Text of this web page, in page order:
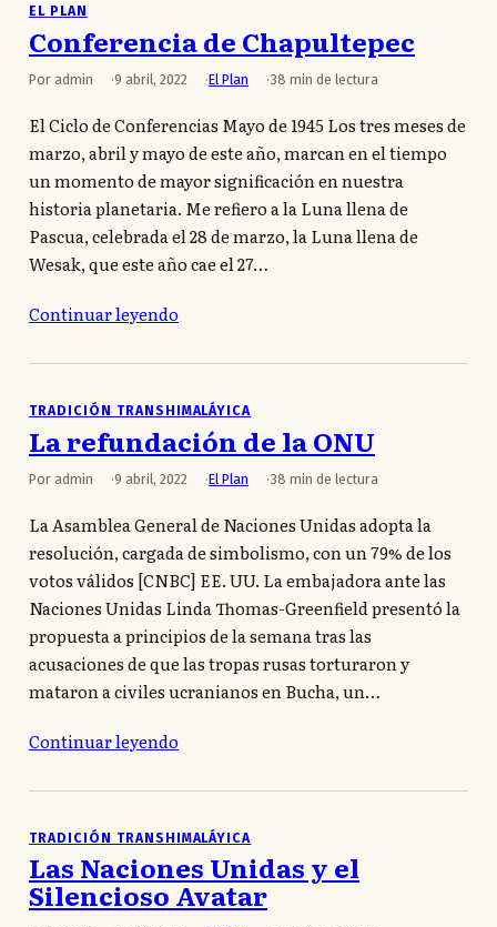
EL PLAN
Conferencia de Chapultepec
Por admin 9 abril, 2022 El Plan 38 min de lectura
El Ciclo de Conferencias Mayo de 1945 Los tres meses de
marzo, abril y mayo de este año, marcan en el tiempo
un momento de mayor significación en nuestra
historia planetaria. Me refiero a la Luna llena de
Pascua, celebrada el 28 de marzo, la Luna llena de
Wesak, que este año cae el 27…
Continuar leyendo
TRADICIÓN TRANSHIMALÁYICA
La refundación de la ONU
Por admin 9 abril, 2022 El Plan 38 min de lectura
La Asamblea General de Naciones Unidas adopta la
resolución, cargada de simbolismo, con un 79% de los
votos válidos [CNBC] EE. UU. La embajadora ante las
Naciones Unidas Linda Thomas-Greenfield presentó la
propuesta a principios de la semana tras las
acusaciones de que las tropas rusas torturaron y
mataron a civiles ucranianos en Bucha, un…
Continuar leyendo
TRADICIÓN TRANSHIMALÁYICA
Las Naciones Unidas y el
Silencioso Avatar